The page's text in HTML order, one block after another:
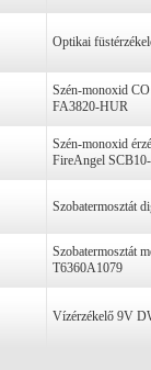
Optikai
Szén-monoxid
FA3820-HUR
Szén-monoxid
FireAngel
Szobatermosztát
Szobatermosztát
T6360A1079
Vízérzékelő 9V